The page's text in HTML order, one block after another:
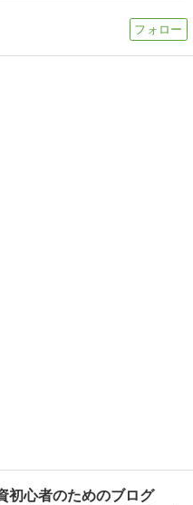
初心者のためのブログ